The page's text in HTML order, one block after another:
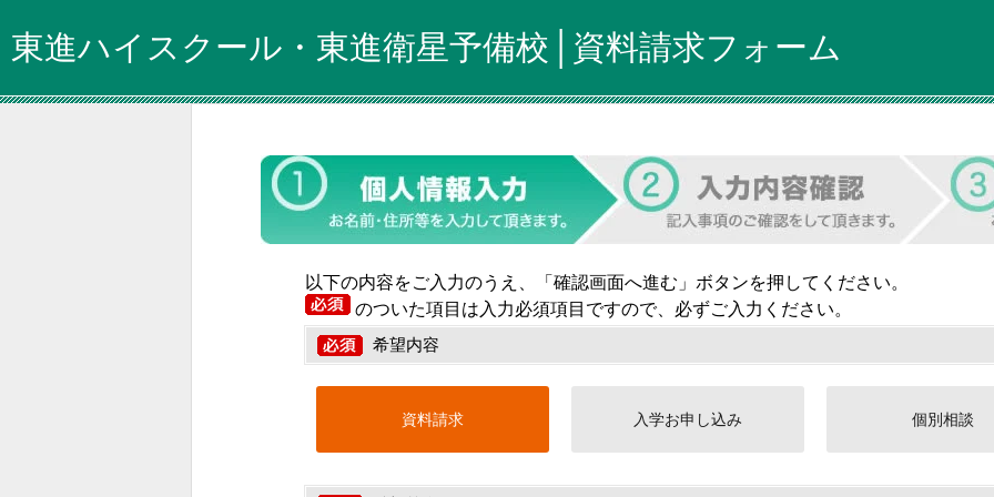
東進ハイスクール・東進衛星予備校│資料請求フォーム
以下の内容をご入力のうえ、「確認画面へ進む」ボタンを押してください。
のついた項目は入力必須項目ですので、必ずご入力ください。
希望内容
資料請求 入学お申し込み 個別相談